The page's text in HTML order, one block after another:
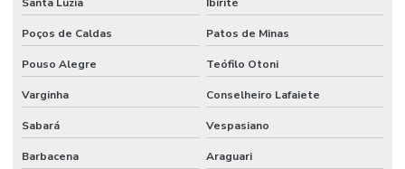
Poços de Caldas Patos de Minas
Pouso Alegre Teófilo Otoni
Varginha Conselheiro Lafaiete
Sabará Vespasiano
Barbacena Araguari